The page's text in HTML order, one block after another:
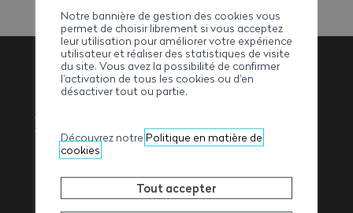
Association
Valaisanne des
Entrepreneurs
Notre bannière de gestion des cookies vous
permet de choisir librement si vous acceptez
leur utilisation pour améliorer votre expérience
utilisateur et réaliser des statistiques de visite
du site. Vous avez la possibilité de confirmer
l’activation de tous les cookies ou d’en
désactiver tout ou partie.
Découvrez notre Politique en matière de
cookies
Tout accepter